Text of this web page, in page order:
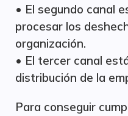
• El segundo canal
procesar los
organización.
• El tercer canal
distribución de la
Para conseguir